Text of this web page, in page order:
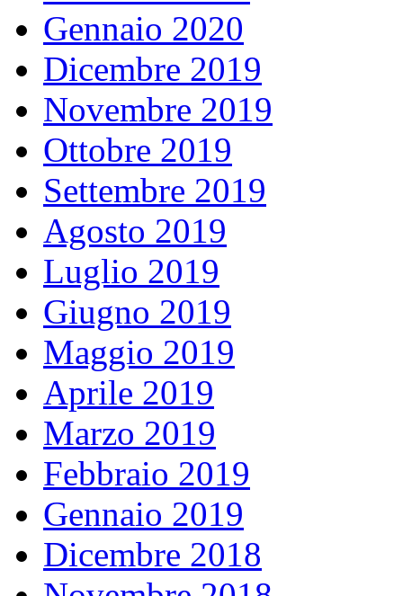
Gennaio 2020
Dicembre 2019
Novembre 2019
Ottobre 2019
Settembre 2019
Agosto 2019
Luglio 2019
Giugno 2019
Maggio 2019
Aprile 2019
Marzo 2019
Febbraio 2019
Gennaio 2019
Dicembre 2018